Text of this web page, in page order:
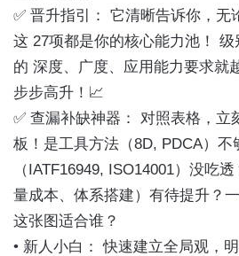
✅ 晋升指引： 它清晰告诉你，无
这 27项都是你的核心能力池！
的 深度、广度、应用能力要求就
步步高升！📈
✅ 查漏补缺神器： 对照表格，立
板！是工具方法（8D, PDCA）
（IATF16949, ISO14001）没吃
量成本、体系搭建）有待提升
这张图适合谁？
• 新人小白： 快速建立全局观，